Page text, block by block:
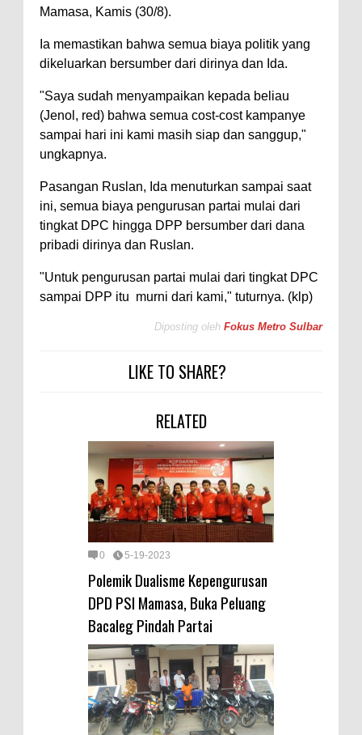
Mamasa, Kamis (30/8).
Ia memastikan bahwa semua biaya politik yang
dikeluarkan bersumber dari dirinya dan Ida.
"Saya sudah menyampaikan kepada beliau
(Jenol, red) bahwa semua cost-cost kampanye
sampai hari ini kami masih siap dan sanggup,"
ungkapnya.
Pasangan Ruslan, Ida menuturkan sampai saat
ini, semua biaya pengurusan partai mulai dari
tingkat DPC hingga DPP bersumber dari dana
pribadi dirinya dan Ruslan.
"Untuk pengurusan partai mulai dari tingkat DPC
sampai DPP itu murni dari kami," tuturnya. (klp)
Diposting oleh Fokus Metro Sulbar
LIKE TO SHARE?
RELATED
0 5-19-2023
Polemik Dualisme Kepengurusan
DPD PSI Mamasa, Buka Peluang
Bacaleg Pindah Partai